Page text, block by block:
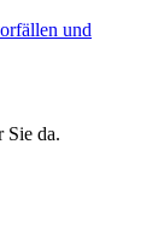
und
Sie da.